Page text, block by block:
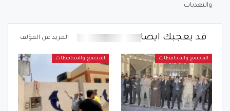
والتعديات
قد يعجبك ايضا المزيد عن المؤلف
المجتمع والمحافظات المجتمع والمحافظات